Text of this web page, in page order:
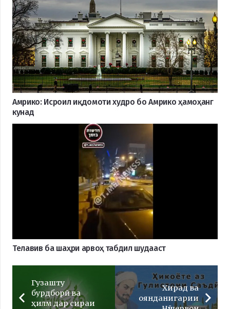
Амрико: Исроил иқдомоти худро бо Амрико ҳамоҳанг
кунад
Телавив ба шаҳри арвоҳ табдил шудааст
Гузашту
бурдборӣ ва
ҳилм дар сираи
Хирад ва
оянданигарии